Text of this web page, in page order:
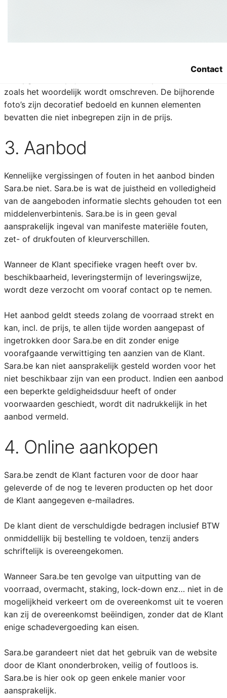
Contact
Indien leverings-, reservatie- of administratieve kosten
zoals het woordelijk wordt omschreven. De bijhorende
foto’s zijn decoratief bedoeld en kunnen elementen
bevatten die niet inbegrepen zijn in de prijs.
3. Aanbod
Kennelijke vergissingen of fouten in het aanbod binden
Sara.be niet. Sara.be is wat de juistheid en volledigheid
van de aangeboden informatie slechts gehouden tot een
middelenverbintenis. Sara.be is in geen geval
aansprakelijk ingeval van manifeste materiële fouten,
zet- of drukfouten of kleurverschillen.
Wanneer de Klant specifieke vragen heeft over bv.
beschikbaarheid, leveringstermijn of leveringswijze,
wordt deze verzocht om vooraf contact op te nemen.
Het aanbod geldt steeds zolang de voorraad strekt en
kan, incl. de prijs, te allen tijde worden aangepast of
ingetrokken door Sara.be en dit zonder enige
voorafgaande verwittiging ten aanzien van de Klant.
Sara.be kan niet aansprakelijk gesteld worden voor het
niet beschikbaar zijn van een product. Indien een aanbod
een beperkte geldigheidsduur heeft of onder
voorwaarden geschiedt, wordt dit nadrukkelijk in het
aanbod vermeld.
4. Online aankopen
Sara.be zendt de Klant facturen voor de door haar
geleverde of de nog te leveren producten op het door
de Klant aangegeven e-mailadres.
De klant dient de verschuldigde bedragen inclusief BTW
onmiddellijk bij bestelling te voldoen, tenzij anders
schriftelijk is overeengekomen.
Wanneer Sara.be ten gevolge van uitputting van de
voorraad, overmacht, staking, lock-down enz… niet in de
mogelijkheid verkeert om de overeenkomst uit te voeren
kan zij de overeenkomst beëindigen, zonder dat de Klant
enige schadevergoeding kan eisen.
Sara.be garandeert niet dat het gebruik van de website
door de Klant ononderbroken, veilig of foutloos is.
Sara.be is hier ook op geen enkele manier voor
aansprakelijk.